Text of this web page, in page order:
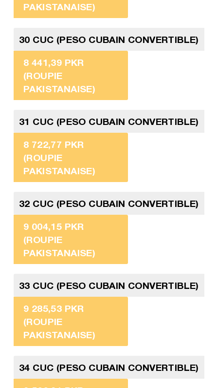
PAKISTANAISE)
30 CUC (PESO CUBAIN CONVERTIBLE)
8 441,39 PKR
(ROUPIE
PAKISTANAISE)
31 CUC (PESO CUBAIN CONVERTIBLE)
8 722,77 PKR
(ROUPIE
PAKISTANAISE)
32 CUC (PESO CUBAIN CONVERTIBLE)
9 004,15 PKR
(ROUPIE
PAKISTANAISE)
33 CUC (PESO CUBAIN CONVERTIBLE)
9 285,53 PKR
(ROUPIE
PAKISTANAISE)
34 CUC (PESO CUBAIN CONVERTIBLE)